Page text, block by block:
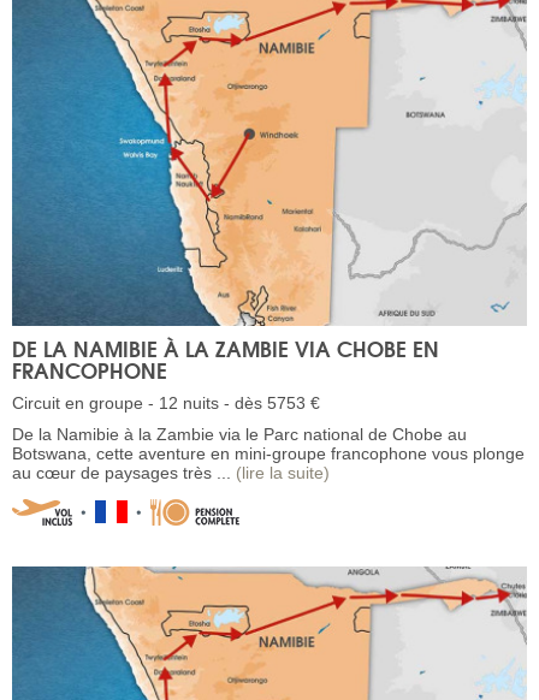
DE LA NAMIBIE À LA ZAMBIE VIA CHOBE EN
FRANCOPHONE
Circuit en groupe - 12 nuits - dès 5753 €
De la Namibie à la Zambie via le Parc national de Chobe au
Botswana, cette aventure en mini-groupe francophone vous plonge
au cœur de paysages très ... (lire la suite)